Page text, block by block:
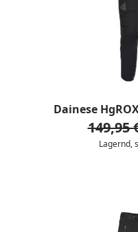
Dainese
149,95
Lagernd,